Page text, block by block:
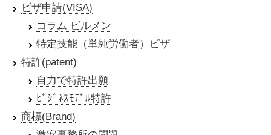
ビザ申請(VISA)
コラム ビルメン
特定技能（単純労働者）ビザ
特許(patent)
自力で特許出願
ﾋﾞｼﾞﾈｽﾓﾃﾞﾙ特許
商標(Brand)